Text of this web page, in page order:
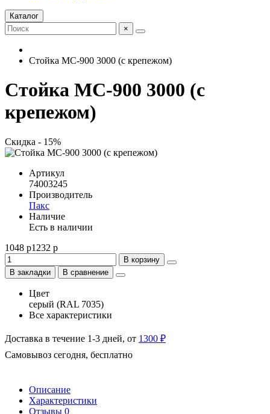
Каталог
×
Стойка МС-900 3000 (с крепежом)
Стойка МС-900 3000 (с
крепежом)
Скидка - 15%
Артикул
74003245
Производитель
Пакс
Наличие
Есть в наличии
1048 р1232 р
В корзину
В закладки
В сравнение
Цвет
серый (RAL 7035)
Все характеристики
Доставка в течение 1-3 дней, от 1300 ₽
Самовывоз сегодня, бесплатно
Описание
Характеристики
Отзывы 0